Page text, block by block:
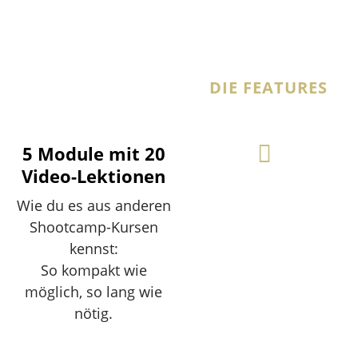
DIE FEATURES
5 Module mit 20
Video-Lektionen
Wie du es aus anderen
Shootcamp-Kursen
kennst:
So kompakt wie
möglich, so lang wie
nötig.